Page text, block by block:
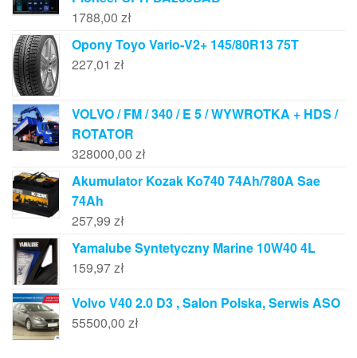
1788,00 zł
Opony Toyo Vario-V2+ 145/80R13 75T
227,01 zł
VOLVO / FM / 340 / E 5 / WYWROTKA + HDS /
ROTATOR
328000,00 zł
Akumulator Kozak Ko740 74Ah/780A Sae
74Ah
257,99 zł
Yamalube Syntetyczny Marine 10W40 4L
159,97zł
Volvo V40 2.0 D3 , Salon Polska, Serwis ASO
55500,00 zł